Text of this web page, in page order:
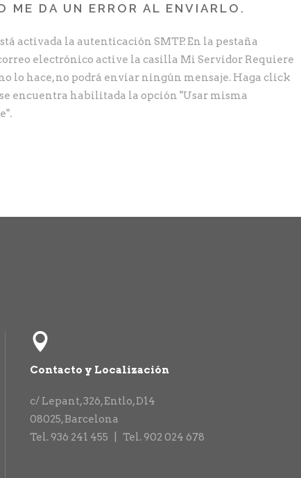
ME DA UN ERROR AL ENVIARLO.
activada la autenticación SMTP. En la pestaña
electrónico active la casilla Mi Servidor Requiere
lo hace, no podrá enviar ningún mensaje. Haga click
encuentra habilitada la opción "Usar misma
Contacto y Localización
c/ Lepant, 326, Entlo, D14
08025,Barcelona
Tel. 936 241 455 | Tel. 902 024 678